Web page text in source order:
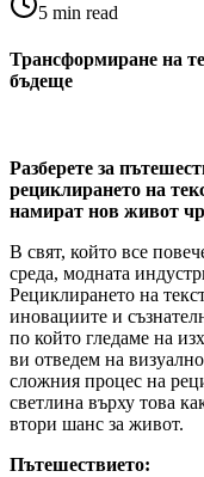
5 min read
Трансформиране на
бъдеще
Разберете за
рециклирането на
намират нов живот
В свят, който все
среда, модната
Рециклирането на
иновациите и
по който гледаме на
ви отведем на
сложния процес на
светлина върху това
втори шанс за живот.
Пътешествието: